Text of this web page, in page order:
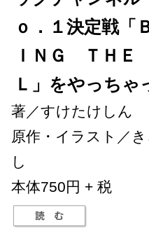
ｏ．１決定戦「
ＩＮＧ ＴＨＥ
Ｌ」をやっちゃ
著／すけたけしん
原作・イラスト／
し
本体750円 + 税